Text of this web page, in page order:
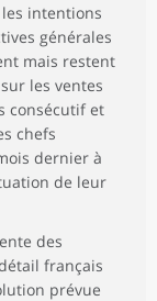
les intentions
générales
mais restent
les ventes
consécutif et
chefs
dernier à
de leur
des
français
prévue